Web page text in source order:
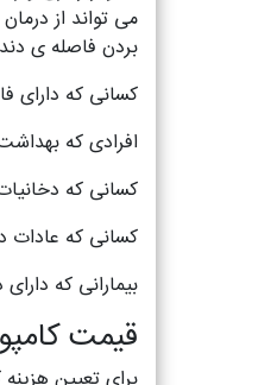
می تواند از
بردن فاصله ی
کسانی که دارای
افرادی که
کسانی که
کسانی که عادات
بیمارانی که
قیمت